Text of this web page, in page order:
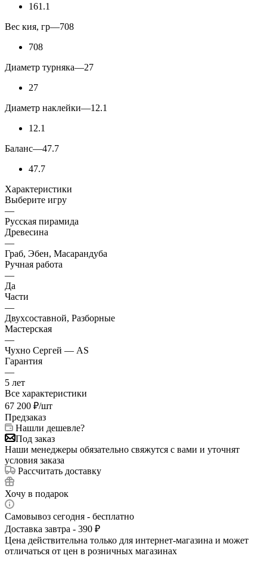
161.1
Вес кия, гр—708
708
Диаметр турняка—27
27
Диаметр наклейки—12.1
12.1
Баланс—47.7
47.7
Характеристики
Выберите игру
—
Русская пирамида
Древесина
—
Граб, Эбен, Масарандуба
Ручная работа
—
Да
Части
—
Двухсоставной, Разборные
Мастерская
—
Чухно Сергей — AS
Гарантия
—
5 лет
Все характеристики
67 200 ₽/шт
Предзаказ
Нашли дешевле?
Под заказ
Наши менеджеры обязательно свяжутся с вами и уточнят
условия заказа
Рассчитать доставку
Хочу в подарок
Самовывоз сегодня - бесплатно
Доставка завтра - 390 ₽
Цена действительна только для интернет-магазина и может
отличаться от цен в розничных магазинах